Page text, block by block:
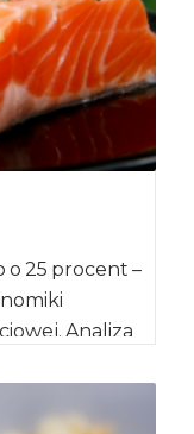
o 25 procent –
Analiza